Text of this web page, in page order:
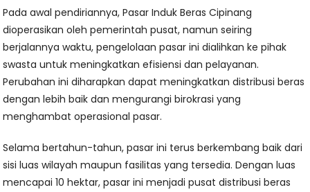
Pada awal pendiriannya, Pasar Induk Beras Cipinang
dioperasikan oleh pemerintah pusat, namun seiring
berjalannya waktu, pengelolaan pasar ini dialihkan ke pihak
swasta untuk meningkatkan efisiensi dan pelayanan.
Perubahan ini diharapkan dapat meningkatkan distribusi beras
dengan lebih baik dan mengurangi birokrasi yang
menghambat operasional pasar.
Selama bertahun-tahun, pasar ini terus berkembang baik dari
sisi luas wilayah maupun fasilitas yang tersedia. Dengan luas
mencapai 10 hektar, pasar ini menjadi pusat distribusi beras